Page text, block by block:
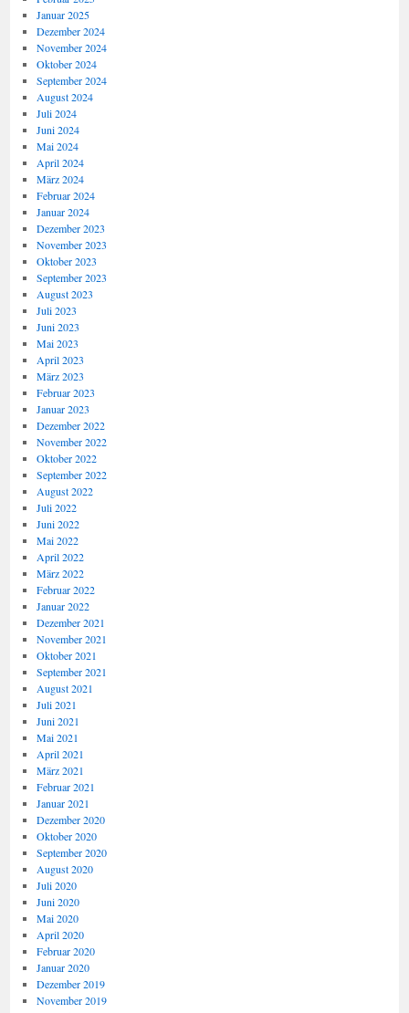
Januar 2025
Dezember 2024
November 2024
Oktober 2024
September 2024
August 2024
Juli 2024
Juni 2024
Mai 2024
April 2024
März 2024
Februar 2024
Januar 2024
Dezember 2023
November 2023
Oktober 2023
September 2023
August 2023
Juli 2023
Juni 2023
Mai 2023
April 2023
März 2023
Februar 2023
Januar 2023
Dezember 2022
November 2022
Oktober 2022
September 2022
August 2022
Juli 2022
Juni 2022
Mai 2022
April 2022
März 2022
Februar 2022
Januar 2022
Dezember 2021
November 2021
Oktober 2021
September 2021
August 2021
Juli 2021
Juni 2021
Mai 2021
April 2021
März 2021
Februar 2021
Januar 2021
Dezember 2020
Oktober 2020
September 2020
August 2020
Juli 2020
Juni 2020
Mai 2020
April 2020
Februar 2020
Januar 2020
Dezember 2019
November 2019